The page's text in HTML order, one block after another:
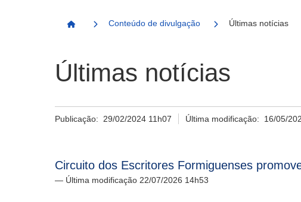
Página Inicial
Conteúdo de divulgação Últimas notícias
Últimas notícias
Publicação: 29/02/2024 11h07 Última modificação: 16/05/
Circuito dos Escritores Formiguenses
— Última modificação 22/07/2026 14h53